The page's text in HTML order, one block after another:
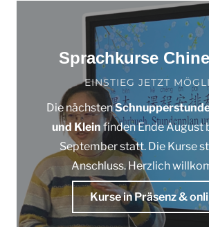
Sprachkurse
EINSTIEG JETZT
Die nächsten
und Klein finden Ende August
September statt. Die Kurse
Anschluss. Herzlich
Kurse in Präsenz &